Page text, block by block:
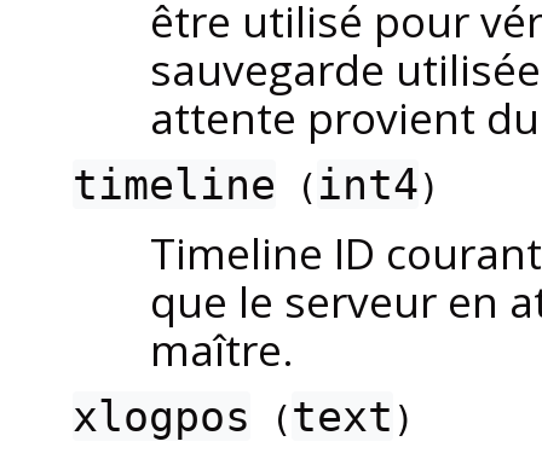
être utilisé pour
sauvegarde
attente provient
timeline ( int4)
Timeline ID
que le serveur en
maître.
xlogpos (text )